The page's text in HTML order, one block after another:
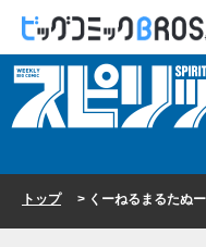
トップ> くーねるまるたぬ